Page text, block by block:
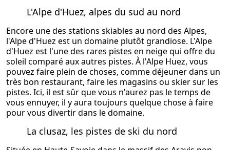
L'Alpe d'Huez, alpes du sud au nord
Encore une des stations skiables au nord des Alpes,
l'Alpe d'Huez est un domaine plutôtgrandiose. L'Alpe
d'Huez est l'une des rares pistes en neige qui offre du
soleil comparé aux autres pistes. À l'Alpe Huez, vous
pouvez faire plein de choses, comme déjeuner dans un
très bon restaurant, faire les magasins ou skier sur les
pistes. Ici, il estsûrque vous n'aurez pas le temps de
vous ennuyer, il y aura toujours quelque chose à faire
pour vous divertir dans le domaine.
La clusaz, les pistes de ski du nord